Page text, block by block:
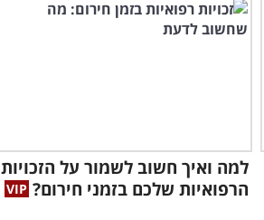
למה ואיך חשוב לשמור על הזכויות
הרפואיות שלכם בזמני חירום?